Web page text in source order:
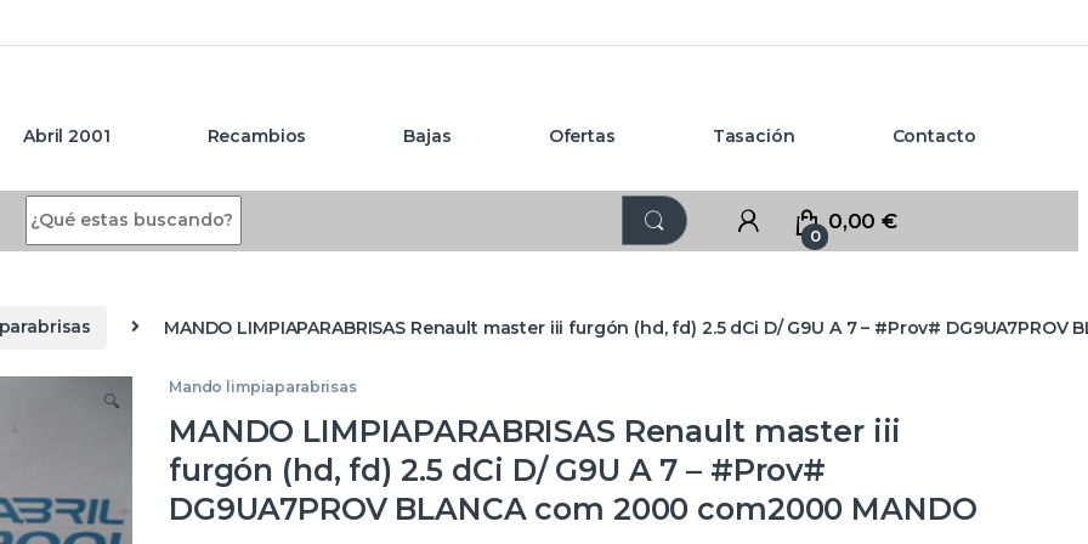
Abril 2001 Recambios Bajas Ofertas Tasación Contacto
0
0,00€
MANDO LIMPIAPARABRISAS Renault master iii furgón (hd, fd) 2.5 dCi D/ G9U A 7 – #Prov#
🔍
Mando limpiaparabrisas
MANDO LIMPIAPARABRISAS Renault master iii
furgón (hd, fd) 2.5 dCi D/ G9U A 7 – #Prov#
DG9UA7PROV BLANCA com 2000 com2000 MANDO